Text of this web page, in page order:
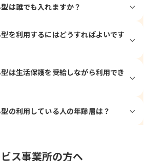
は誰でも入れますか？
を利用するにはどうすればよいです
は生活保護を受給しながら利用でき
の利用している人の年齢層は？
ス事業所の方へ